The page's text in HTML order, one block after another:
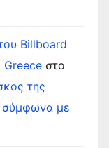
Billboard
Greece στο
της
σύμφωνα με